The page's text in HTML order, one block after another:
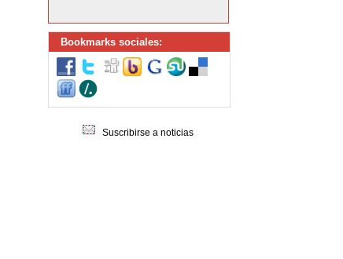
Bookmarks sociales:
Suscribirse a noticias